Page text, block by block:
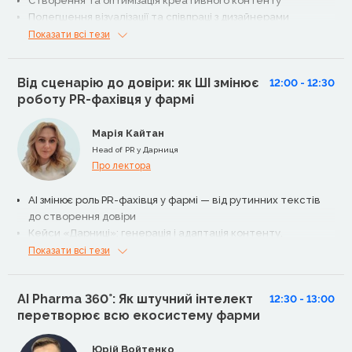
Полегшення візуалізації та співпраці з дизайнерами
Точний опис цільової аудиторії
Показати всі тези
Від сценарію до довіри: як ШІ змінює
роботу PR-фахівця у фармі
12:00 - 12:30
Марія Кайтан
Head of PR у Дарниця
Про лектора
AI змінює роль PR-фахівця у фармі — від рутинних текстів
до створення довіри
Кейси «Дарниці»: генерація і адаптація контенту,
тестування креативів, сценаріїв
Голосовий чат-бот для фармаконагляду, який «працює без
сну»
Чи замінить ШІ PR-фахівця?
Показати всі тези
AI Pharma 360°: Як штучний інтелект
перетворює всю екосистему фарми
12:30 - 13:00
Юрій Войтенко